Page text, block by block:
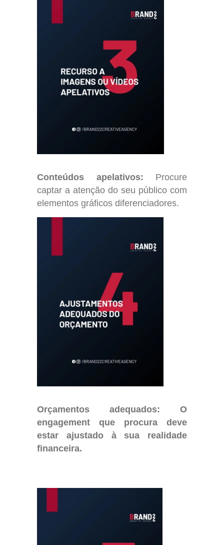
Conteúdos apelativos: Procure
captar a atenção do seu público com
elementos gráficos diferenciadores.
Orçamentos adequados: O
engagement que procura deve
estar ajustado à sua realidade
financeira.